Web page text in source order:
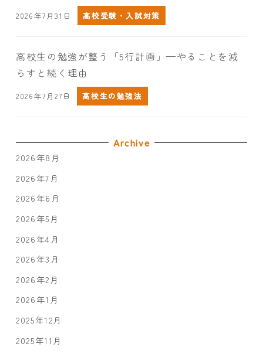
2026年7月31日 高校受験・入試対策
高校生の勉強が整う「5行計画」—やることを減
らすと続く理由
2026年7月27日 高校生の勉強法
Archive
2026年8月
2026年7月
2026年6月
2026年5月
2026年4月
2026年3月
2026年2月
2026年1月
2025年12月
2025年11月